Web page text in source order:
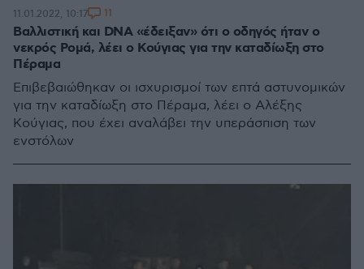
Βαλλιστική και DNA «έδειξαν» ότι ο οδηγός ήταν ο
νεκρός Ρομά, λέει ο Κούγιας για την καταδίωξη στο
Πέραμα
Επιβεβαιώθηκαν οι ισχυρισμοί των επτά αστυνομικών
για την καταδίωξη στο Πέραμα, λέει ο Αλέξης
Κούγιας, που έχει αναλάβει την υπεράσπιση των
ενστόλων
11.01.2022, 10:17 11